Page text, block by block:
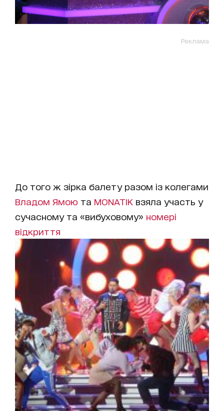
Реклама
До того ж зірка балету разом із колегами
Владом Ямою та MONATIK взяла участь у
сучасному та «вибуховому» номері
відкриття